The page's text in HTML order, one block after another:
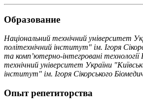
Образование
Національний технічний університет
політехнічний інститут" ім. Ігоря
та комп’ютерно-інтегровані технології
технічний університет України
інститут" ім. Ігоря Сікорського
Опыт репетиторства